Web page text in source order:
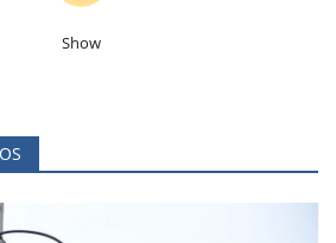
Show